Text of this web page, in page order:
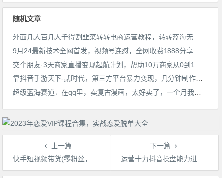
随机文章
9月24最新技术全网首发，视频号连怼，全网收费1888分享
上一篇
快手短视频带货(零粉丝，无门槛，长期项目，不露脸，不直播，暴力)
下一篇
运营十力抖音操盘能力进阶课，抖音电商流量运营逻辑